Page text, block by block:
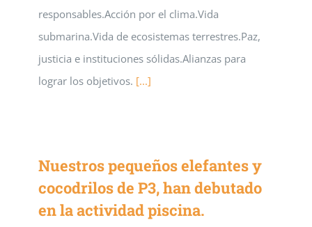
responsables.Acción por el clima.Vida
submarina.Vida de ecosistemas terrestres.Paz,
justicia e instituciones sólidas.Alianzas para
lograr los objetivos. [...]
Nuestros pequeños elefantes y
cocodrilos de P3, han debutado
en la actividad piscina.